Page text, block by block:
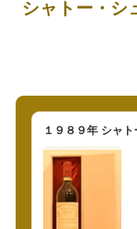
シャトー・シ
１９８９年 シャ